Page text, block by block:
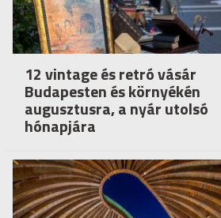
12 vintage és retró vásár
Budapesten és környékén
augusztusra, a nyár utolsó
hónapjára